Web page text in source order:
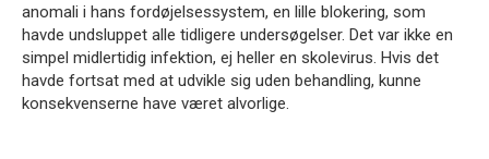
anomali i hans fordøjelsessystem, en lille blokering, som
havde undsluppet alle tidligere undersøgelser. Det var ikke en
simpel midlertidig infektion, ej heller en skolevirus. Hvis det
havde fortsat med at udvikle sig uden behandling, kunne
konsekvenserne have været alvorlige.